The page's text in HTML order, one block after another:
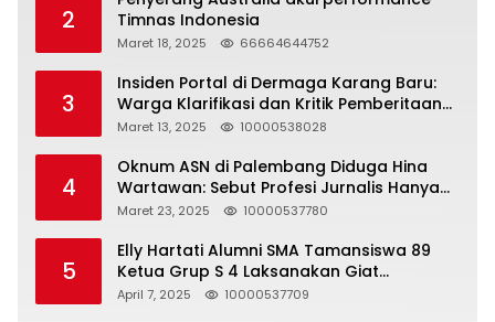
2
Timnas Indonesia
Maret 18, 2025 66664644752
3
Insiden Portal di Dermaga Karang Baru:
Warga Klarifikasi dan Kritik Pemberitaan
yang Tidak Akurat
Maret 13, 2025 10000538028
4
Oknum ASN di Palembang Diduga Hina
Wartawan: Sebut Profesi Jurnalis Hanya
Seharga 2 Liter Bensin, Berujung Dugaan
Maret 23, 2025 10000537780
5
Elly Hartati Alumni SMA Tamansiswa 89
Ketua Grup S 4 Laksanakan Giat
Silaturahmi
April 7, 2025 10000537709